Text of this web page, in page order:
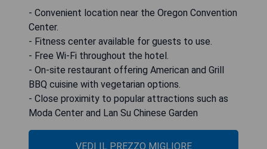
- Convenient location near the Oregon Convention
Center.
- Fitness center available for guests to use.
- Free Wi-Fi throughout the hotel.
- On-site restaurant offering American and Grill
BBQ cuisine with vegetarian options.
- Close proximity to popular attractions such as
Moda Center and Lan Su Chinese Garden
VEDI IL PREZZO MIGLIORE